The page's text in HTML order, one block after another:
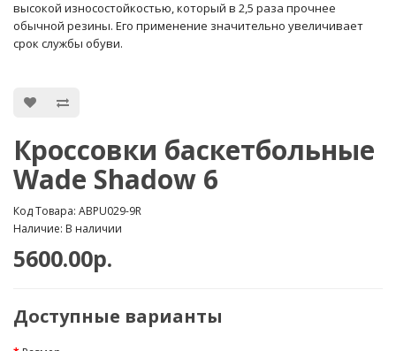
высокой износостойкостью, который в 2,5 раза прочнее
обычной резины. Его применение значительно увеличивает
срок службы обуви.
Кроссовки баскетбольные
Wade Shadow 6
Код Товара: ABPU029-9R
Наличие: В наличии
5600.00р.
Доступные варианты